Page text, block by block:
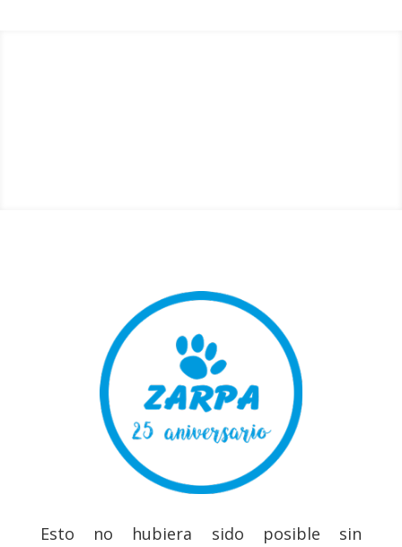
Esto no hubiera sido posible sin